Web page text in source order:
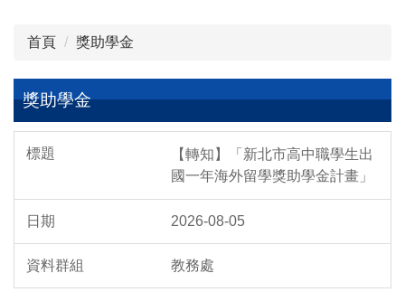
首頁 獎助學金
獎助學金
【轉知】「新北市高中職學生出
國一年海外留學獎助學金計畫」
2026-08-05
教務處